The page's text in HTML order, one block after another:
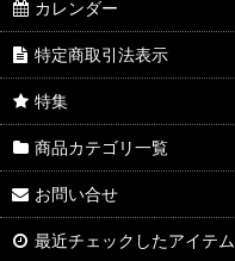
カレンダー
特定商取引法表示
特集
商品カテゴリ一覧
お問い合せ
最近チェックしたアイテム